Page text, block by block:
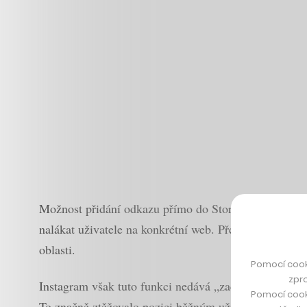
Možnost přidání odkazu přímo do Stories, tedy
nalákat uživatele na konkrétní web. Především pak
oblasti.
Instagram však tuto funkci nedává „zadarmo“ –
Pomocí
Pomocí